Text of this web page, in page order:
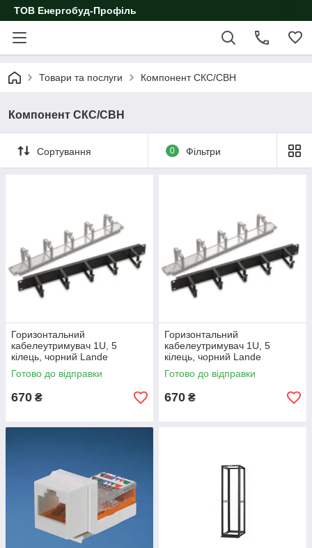
ТОВ Енергобуд-Профіль
Товари та послуги Компонент СКС/СВН
Компонент СКС/СВН
Сортування 0 Фільтри
Горизонтальний
кабелеутримувач 1U, 5
кілець, чорний Lande
Готово до відправки
670 ₴
Горизонтальний
кабелеутримувач 1U, 5
кілець, чорний Lande
Готово до відправки
670 ₴